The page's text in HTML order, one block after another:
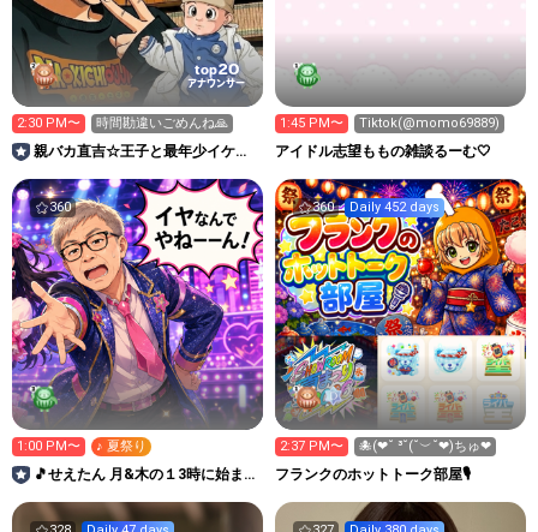
top20
アナウンサー
2:30 PM〜 時間勘違いごめんね🙏
親バカ直吉☆王子と最年少イケメ
1:45 PM〜 Tiktok(@momo69889)
アイドル志望ももの雑談るーむ🤍
360
1:00 PM〜 ♪ 夏祭り
🎵せえたん 月&木の１3時に始まる
360 Daily 452 days
2:37 PM〜 🐙(❤˘ ³˘(˘︶˘❤)ちゅ❤
フランクのホットトーク部屋🎙